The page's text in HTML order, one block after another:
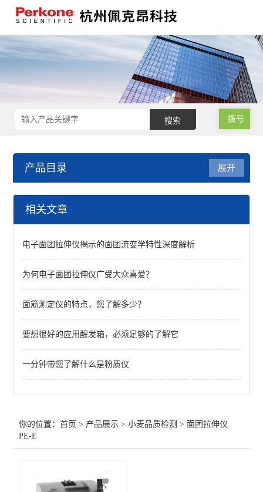
拨号
产品目录
小麦品质检测
不完善粒测定仪（小麦、玉米、大豆、稻谷）
不*粒测定仪（小麦、玉米）
全自动分样器
全自动溶剂保持力测定仪
RVA快速粘度仪
展开
相关文章
电子面团拉伸仪揭示的面团流变学特性深度解析
为何电子面团拉伸仪广受大众喜爱？
面筋测定仪的特点，您了解多少？
要想很好的应用醒发箱，必须足够的了解它
一分钟带您了解什么是粉质仪
你的位置：首页 > 产品展示 >小麦品质检测 > 面团拉伸仪
PE-E